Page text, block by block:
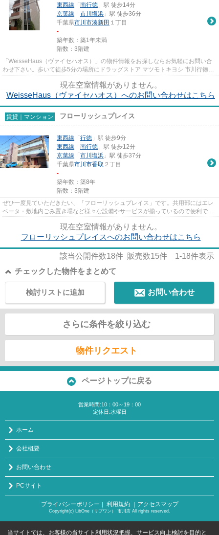
東西線 「 南行徳 」駅 徒歩14分
京葉線 「 市川塩浜 」駅 徒歩36分
千葉県市川市湊新田 １丁目
-
築年数：築1年未満
階数：3階建
「WeisseHaus（ヴァイセハオス）」の物件情報をお探しならお気軽にお問い合
わせ下さい。歩いて徒歩5分の場所にドラッグストア マツモトキヨシ 市川行徳店
現在空室情報がありません。
WeisseHaus（ヴァイセハオス）へのお問い合わせはこちら
賃貸｜マンション フローリッシュプレイス
東西線 「 行徳 」駅 徒歩9分
東西線 「 南行徳 」駅 徒歩12分
京葉線 「 市川塩浜 」駅 徒歩37分
千葉県市川市香取 ２丁目
-
築年数：築8年
階数：3階建
ぜひ一度見ていただきたい、「フローリッシュプレイス」です。共用部にはエレ
ベータ・敷地内ごみ置き場など様々な設備やサービスが揃っているので便利で
現在空室情報がありません。
フローリッシュプレイスへのお問い合わせはこちら
該当公開件数18件 販売数15件 1-18件表示
チェックした物件をまとめて
お問い合わせ
検討リストに追加
さらに条件を絞り込む
物件リクエスト
ページトップに戻る
営業時間:10：00～19：00
定休日:水曜日
ホーム
会社概要
お問い合わせ
PCサイト
プライバシーポリシー ｜ 利用規約 ｜アクセスマップ
Copyright(c) LibOne（リブワン） 市川店 All rights reserved.
当サイトでは、お客様の当サイト利用状況把握、サービス向上検討を目的と